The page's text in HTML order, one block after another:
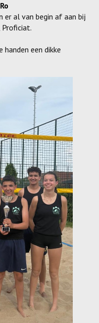
er al van begin af aan bij
Proficiat.
handen een dikke